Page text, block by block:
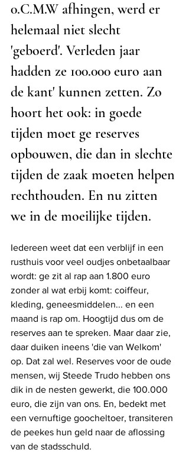
0.C.M.W afhingen, werd er
helemaal niet slecht
'geboerd'. Verleden jaar
hadden ze 100.000 euro aan
de kant' kunnen zetten. Zo
hoort het ook: in goede
tijden moet ge reserves
opbouwen, die dan in slechte
tijden de zaak moeten helpen
rechthouden. En nu zitten
we in de moeilijke tijden.
Iedereen weet dat een verblijf in een
rusthuis voor veel oudjes onbetaalbaar
wordt: ge zit al rap aan 1.800 euro
zonder al wat erbij komt: coiffeur,
kleding, geneesmiddelen... en een
maand is rap om. Hoogtijd dus om de
reserves aan te spreken. Maar daar zie,
daar duiken ineens 'die van Welkom'
op. Dat zal wel. Reserves voor de oude
mensen, wij Steede Trudo hebben ons
dik in de nesten gewerkt, die 100.000
euro, die zijn van ons. En, bedekt met
een vernuftige goocheltoer, transiteren
de peekes hun geld naar de aflossing
van de stadsschuld.